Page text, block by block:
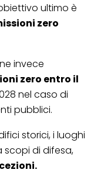
ultimo è
zero
invece
zero entro il
nel caso di
pubblici.
storici, i luoghi
scopi di difesa,